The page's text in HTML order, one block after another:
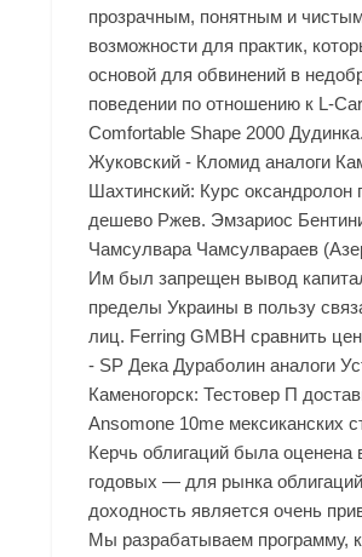
прозрачным, понятным и
возможности для практик,
основой для обвинений в
поведении по отношению к L-
Comfortable Shape 2000
Жуковский - Кломид аналоги
Шахтинский: Курс оксандролон
дешево Ржев. Эмзариос
Чамсулвара Чамсулвараев
Им был запрещен вывод
пределы Украины в пользу
лиц. Ferring GMBH сравнить
- SP Дека Дураболин аналоги
Каменогорск: Тестовер П
Ansomone 10me мексиканских
Керчь облигаций была оценена
годовых — для рынка
доходность является очень
Мы разрабатываем программу,